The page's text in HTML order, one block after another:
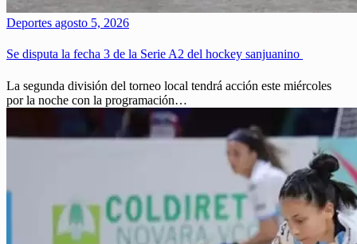
Deportes agosto 5, 2026
Se disputa la fecha 3 de la Serie A2 del hockey sanjuanino
La segunda división del torneo local tendrá acción este miércoles
por la noche con la programación…